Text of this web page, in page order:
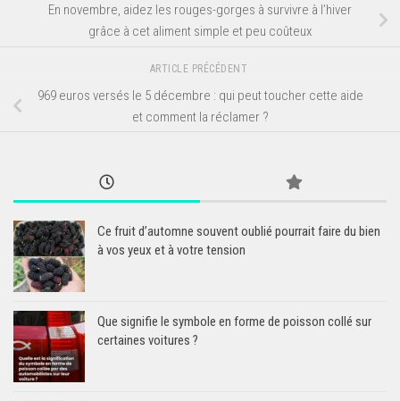
En novembre, aidez les rouges-gorges à survivre à l’hiver
grâce à cet aliment simple et peu coûteux
ARTICLE PRÉCÉDENT
969 euros versés le 5 décembre : qui peut toucher cette aide
et comment la réclamer ?
Ce fruit d’automne souvent oublié pourrait faire du bien
à vos yeux et à votre tension
Que signifie le symbole en forme de poisson collé sur
certaines voitures ?